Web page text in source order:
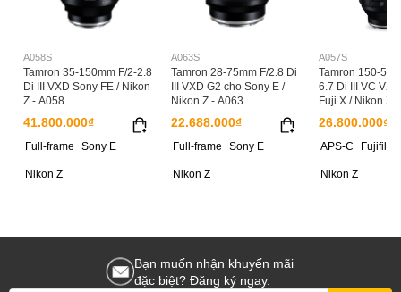
Số lá khẩu 7 lá khẩu
Khẩu độ nhỏ nhất F/22-32
Phụ kiện đi kèm Loa che sáng, Nắp ống kính
A058S
Tamron 35-150mm F/2-2.8
Di III VXD Sony FE / Nikon
Z - A058
41.800.000₫
Full-frame Sony E
Nikon Z
A063S
Tamron 28-75mm F/2.8 Di
III VXD G2 cho Sony E /
Nikon Z - A063
22.688.000₫
Full-frame Sony E
Nikon Z
A057S
Tamron 150-
6.7 Di III VC
Fuji X / Nikon Z
26.800.000₫
APS-C Fujifilm
Nikon Z
Bạn muốn nhận khuyến mãi
đặc biệt? Đăng ký ngay.